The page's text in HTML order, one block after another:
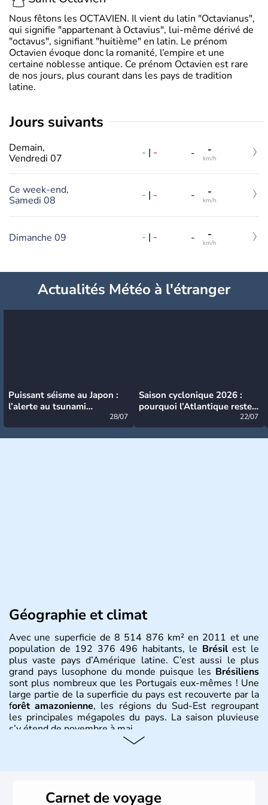
Nous fêtons les OCTAVIEN. Il vient du latin "Octavianus",
qui signifie "appartenant à Octavius", lui-même dérivé de
"octavus", signifiant "huitième" en latin. Le prénom
Octavien évoque donc la romanité, l’empire et une
certaine noblesse antique. Ce prénom Octavien est rare
de nos jours, plus courant dans les pays de tradition
latine.
jours suivants
Demain,
Vendredi 07
- | - - -
km/h
Ce week-end,
Samedi 08
- | - - -
km/h
Dimanche 09 - | - - -
km/h
Actualités Météo à l'étranger
Puissant séisme au Japon :
l’alerte au tsunami
28/07
Saison cyclonique 2026 :
pourquoi l’Atlantique reste
22/07
Géographie et climat
Avec une superficie de 8 514 876 km² en 2011 et une
population de 192 376 496 habitants, le Brésilest le
plus vaste pays d’Amérique latine. C’est aussi le plus
grand pays lusophone du monde puisque les Brésiliens
sont plus nombreux que les Portugais eux-mêmes ! Une
large partie de la superficie du pays est recouverte par la
forêt amazonienne, les régions du Sud-Est regroupant
les principales mégapoles du pays. La saison pluvieuse
s’y étend de novembre à mai.
du Brésil ont été atteintes par le portugais Cabral en
Carnet de voyage